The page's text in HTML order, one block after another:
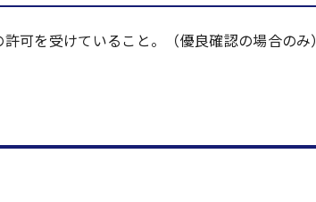
可を受けていること。（優良確認の場合のみ）